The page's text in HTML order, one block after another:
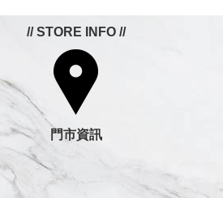
// STORE INFO //
門市資訊